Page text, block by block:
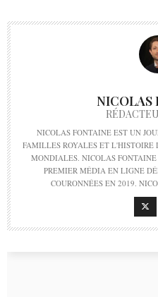
NICOLAS
NICOLAS FONTAINE EST UN
FAMILLES ROYALES ET L'HISTOIRE
MONDIALES. NICOLAS
PREMIER MÉDIA EN LIGNE
COURONNÉES EN 2019.